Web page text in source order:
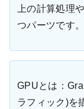
上の計算処理
つパーツです。
GPUとは：
ラフィック)を